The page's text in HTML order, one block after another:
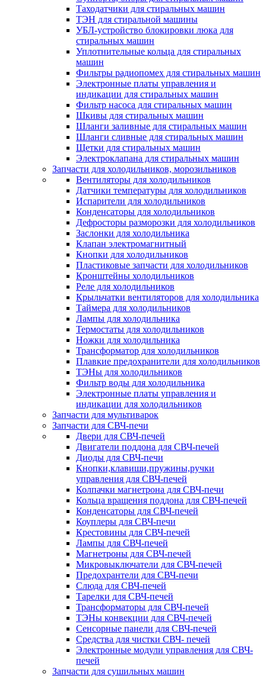
Таходатчики для стиральных машин
ТЭН для стиральной машины
УБЛ-устройство блокировки люка для
стиральных машин
Уплотнительные кольца для стиральных
машин
Фильтры радиопомех для стиральных машин
Электронные платы управления и
индикации для стиральных машин
Фильтр насоса для стиральных машин
Шкивы для стиральных машин
Шланги заливные для стиральных машин
Шланги сливные для стиральных машин
Щетки для стиральных машин
Электроклапана для стиральных машин
Запчасти для холодильников, морозильников
Вентиляторы для холодильников
Датчики температуры для холодильников
Испарители для холодильников
Конденсаторы для холодильников
Дефросторы разморозки для холодильников
Заслонки для холодильника
Клапан электромагнитный
Кнопки для холодильников
Пластиковые запчасти для холодильников
Кронштейны холодильников
Реле для холодильников
Крыльчатки вентиляторов для холодильника
Таймера для холодильников
Лампы для холодильника
Термостаты для холодильников
Ножки для холодильника
Трансформатор для холодильников
Плавкие предохранители для холодильников
ТЭНы для холодильников
Фильтр воды для холодильника
Электронные платы управления и
индикации для холодильников
Запчасти для мультиварок
Запчасти для СВЧ-печи
Двери для СВЧ-печей
Двигатели поддона для СВЧ-печей
Диоды для СВЧ-печи
Кнопки,клавиши,пружины,ручки
управления для СВЧ-печей
Колпачки магнетрона для СВЧ-печи
Кольца вращения поддона для СВЧ-печей
Конденсаторы для СВЧ-печей
Коуплеры для СВЧ-печи
Крестовины для СВЧ-печей
Лампы для СВЧ-печей
Магнетроны для СВЧ-печей
Микровыключатели для СВЧ-печей
Предохрантели для СВЧ-печи
Слюда для СВЧ-печей
Тарелки для СВЧ-печей
Трансформаторы для СВЧ-печей
ТЭНы конвекции для СВЧ-печей
Сенсорные панели для СВЧ-печей
Средства для чистки СВЧ- печей
Электронные модули управления для СВЧ-
печей
Запчасти для сушильных машин